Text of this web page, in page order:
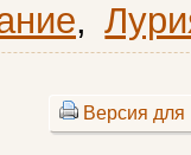
,
Версия для